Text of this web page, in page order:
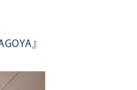
』